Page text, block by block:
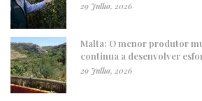
29 Julho, 2026
Malta: O menor produtor
continua a desenvolver
29 Julho, 2026